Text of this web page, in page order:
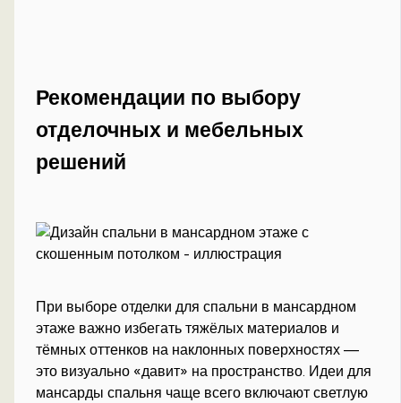
Рекомендации по выбору
отделочных и мебельных
решений
При выборе отделки для спальни в мансардном
этаже важно избегать тяжёлых материалов и
тёмных оттенков на наклонных поверхностях —
это визуально «давит» на пространство. Идеи для
мансарды спальня чаще всего включают светлую